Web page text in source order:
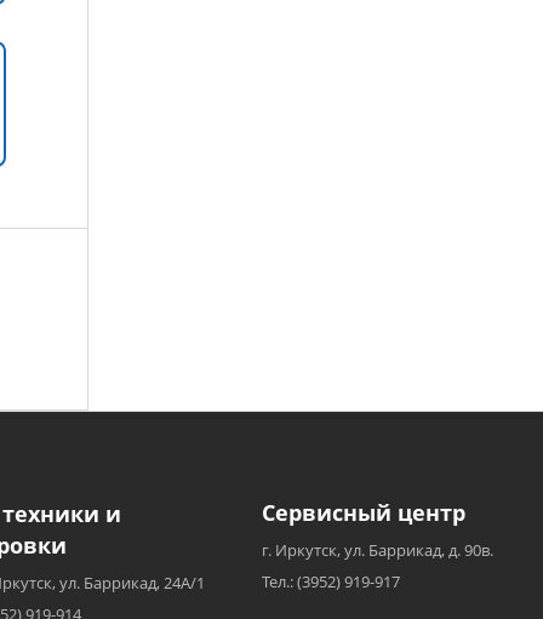
и
ул. Баррикад, 24А/1
919-914
Сервисный центр
г. Иркутск, ул. Баррикад, д. 90в.
Тел.: (3952) 919-917